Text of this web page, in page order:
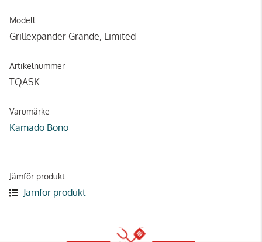
Modell
Grillexpander Grande, Limited
Artikelnummer
TQASK
Varumärke
Kamado Bono
Jämför produkt
Jämför produkt